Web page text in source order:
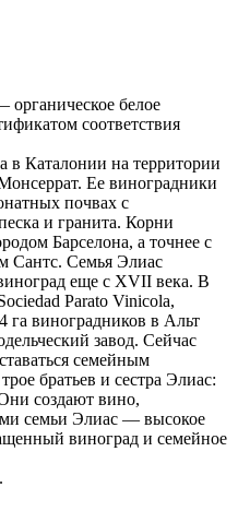
органическое белое
соответствия
в Каталонии на территории
Ее виноградники
почвах с
и гранита. Корни
Барселона, а точнее с
Сантс. Семья Элиас
еще с XVII века. В
Parato Vinicola,
га виноградников в Альт
завод. Сейчас
семейным
братьев и сестра Элиас:
создают вино,
семьи Элиас — высокое
виноград и семейное